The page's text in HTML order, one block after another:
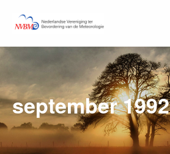
september 1992